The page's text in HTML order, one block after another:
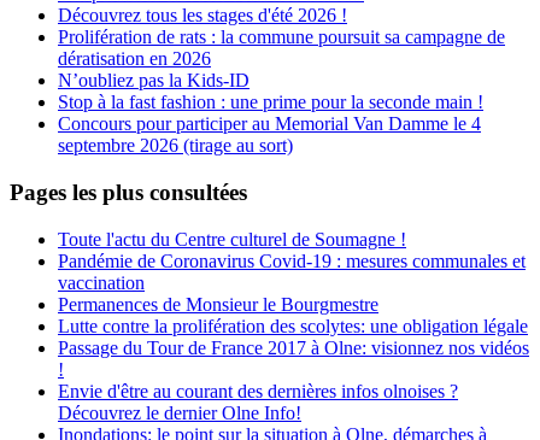
Découvrez tous les stages d'été 2026 !
Prolifération de rats : la commune poursuit sa campagne de
dératisation en 2026
N’oubliez pas la Kids-ID
Stop à la fast fashion : une prime pour la seconde main !
Concours pour participer au Memorial Van Damme le 4
septembre 2026 (tirage au sort)
Pages les plus consultées
Toute l'actu du Centre culturel de Soumagne !
Pandémie de Coronavirus Covid-19 : mesures communales et
vaccination
Permanences de Monsieur le Bourgmestre
Lutte contre la prolifération des scolytes: une obligation légale
Passage du Tour de France 2017 à Olne: visionnez nos vidéos
!
Envie d'être au courant des dernières infos olnoises ?
Découvrez le dernier Olne Info!
Inondations: le point sur la situation à Olne, démarches à